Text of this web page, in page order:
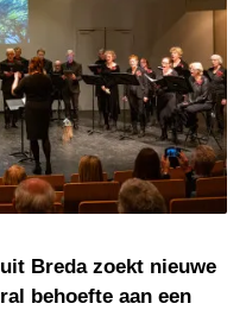
Breda zoekt nieuwe
behoefte aan een